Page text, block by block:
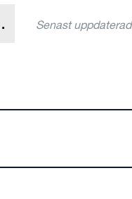
Senast uppdaterad